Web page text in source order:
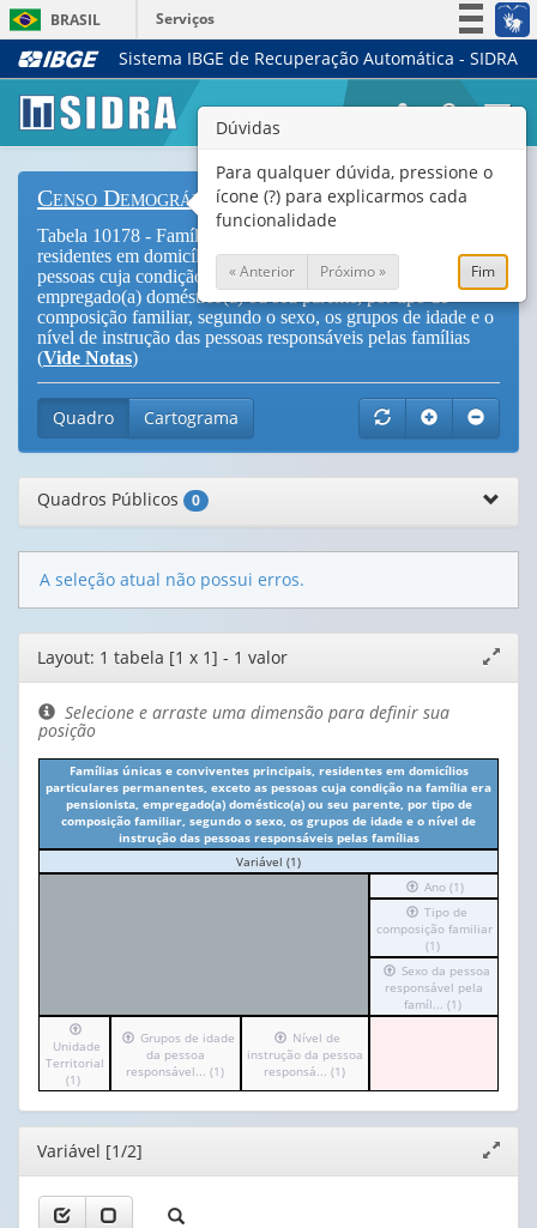
BRASIL
Serviços
Simplifique!
Legislação
Canais
Sistema IBGE de Recuperação Automática - SIDRA
Censo Demográfico
Tabela 10178 - Famílias únicas e conviventes principais,
residentes em domicílios particulares permanentes, exceto as
pessoas cuja condição na família era pensionista,
empregado(a) doméstico(a) ou seu parente, por tipo de
composição familiar, segundo o sexo, os grupos de idade e o
nível de instrução das pessoas responsáveis pelas famílias
(Vide Notas)
Quadro Cartograma
Quadros Públicos 0
A seleção atual não possui erros.
Editor
de
layout
janela
Layout: 1 tabela [1 x 1] - 1 valor
Selecione e arraste uma dimensão para definir sua
posição
Famílias únicas e conviventes principais, residentes em domicílios
particulares permanentes, exceto as pessoas cuja condição na família era
pensionista, empregado(a) doméstico(a) ou seu parente, por tipo de
composição familiar, segundo o sexo, os grupos de idade e o nível de
instrução das pessoas responsáveis pelas famílias
No
cabeçalho:
Variável (1)
Irá
para
o
cabeçalho
(possui
apenas
1
valor):
Ano (1)
Irá
para
cabeçalho
(possui
apenas
1
familiar
(1)
Tipo de
composição familiar
(1)
Irá
para
cabeçalho
valor):
responsável
Sexo da pessoa
responsável pela
famíl... (1)
Irá
para
o
cabeçalho
(possui
apenas
1
valor):
Unidade
Territorial
(1)
Unidade
Territorial
(1)
Irá
cabeçalho
valor):
Grupos de idade
da pessoa
responsável... (1)
Irá
para
o
cabeçalho
Nível de
instrução da pessoa
responsá... (1)
Editor
janela
Variável [1/2]
Dúvidas
Para qualquer dúvida, pressione o
ícone (?) para explicarmos cada
funcionalidade
« Anterior Próximo » Fim